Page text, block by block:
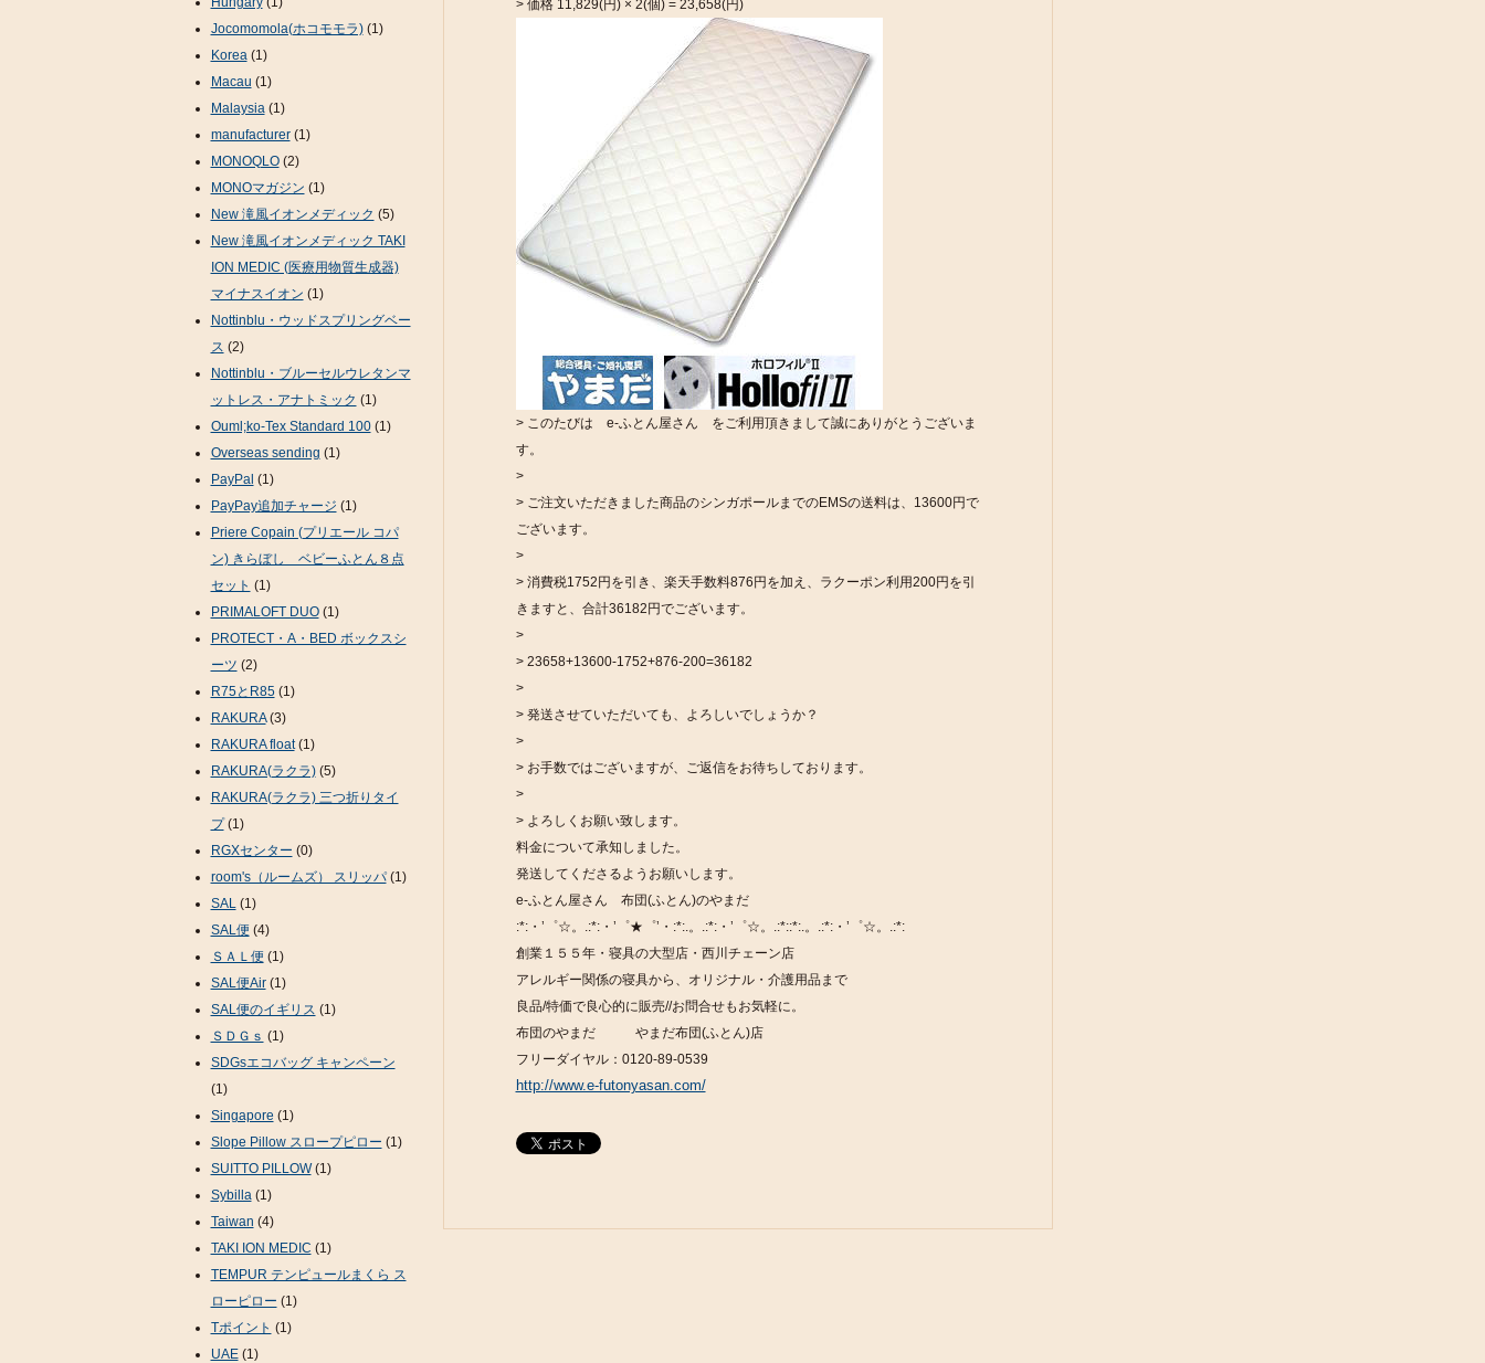
> 価格 11,829(円) × 2(個) = 23,658(円)
> このたびは e-ふとん屋さん をご利用頂きまして誠にありがとうございま
す。
>
> ご注文いただきました商品のシンガポールまでのEMSの送料は、13600円で
ございます。
>
> 消費税1752円を引き、楽天手数料876円を加え、ラクーポン利用200円を引
きますと、合計36182円でございます。
>
> 23658+13600-1752+876-200=36182
>
> 発送させていただいても、よろしいでしょうか？
>
> お手数ではございますが、ご返信をお待ちしております。
>
> よろしくお願い致します。
料金について承知しました。
発送してくださるようお願いします。
e-ふとん屋さん 布団(ふとん)のやまだ
:*:・’゜☆。.:*:・’゜★゜’・:*:.。.:*:・’゜☆。.:*::*:.。.:*:・’゜☆。.:*:
創業１５５年・寝具の大型店・西川チェーン店
アレルギー関係の寝具から、オリジナル・介護用品まで
良品/特価で良心的に販売//お問合せもお気軽に。
布団のやまだ やまだ布団(ふとん)店
フリーダイヤル：0120-89-0539
http://www.e-futonyasan.com/
Jocomomola(ホコモモラ)(1)
Korea(1)
Macau (1)
Malaysia(1)
manufacturer(1)
MONOQLO(2)
MONOマガジン (1)
New 滝風イオンメディック (5)
New 滝風イオンメディック TAKI
ION MEDIC (医療用物質生成器)
マイナスイオン (1)
Nottinblu・ウッドスプリングベー
ス (2)
Nottinblu・ブルーセルウレタンマ
ットレス・アナトミック (1)
Ouml;ko-Tex Standard 100(1)
Overseas sending (1)
PayPal (1)
PayPay追加チャージ (1)
Priere Copain (プリエール コパ
ン) きらぼし ベビーふとん８点
セット (1)
PRIMALOFT DUO(1)
PROTECT・A・BED ボックスシ
ーツ (2)
R75とR85(1)
RAKURA(3)
RAKURA float(1)
RAKURA(ラクラ)(5)
RAKURA(ラクラ) 三つ折りタイ
プ(1)
RGXセンター (0)
room's（ルームズ） スリッパ(1)
SAL(1)
SAL便(4)
ＳＡＬ便(1)
SAL便Air(1)
SAL便のイギリス (1)
ＳＤＧｓ (1)
SDGsエコバッグ キャンペーン
(1)
Singapore (1)
Slope Pillow スロープピロー (1)
SUITTO PILLOW(1)
Sybilla(1)
Taiwan (4)
TAKI ION MEDIC (1)
TEMPUR テンピュールまくら ス
ローピロー (1)
Tポイント (1)
UAE(1)